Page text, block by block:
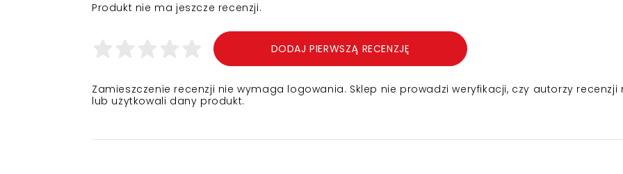
Produkt nie ma jeszcze recenzji.
DODAJ PIERWSZĄ RECENZJĘ
Zamieszczenie recenzji nie wymaga logowania. Sklep nie prowadzi weryfikacji, czy autorzy recenzji
lub użytkowali dany produkt.